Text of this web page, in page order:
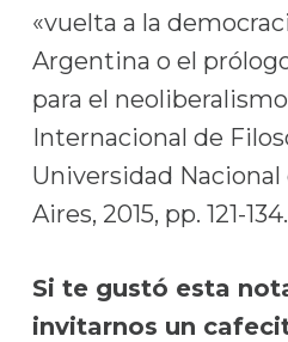
«vuelta a la
Argentina o el
para el
Internacional de
Universidad Nacional
Aires, 2015, pp. 121-134.
Si te gustó esta
invitarnos un